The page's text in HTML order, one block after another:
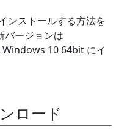
ンストールする方法を
バージョンは
10 64bit にイ
ロード